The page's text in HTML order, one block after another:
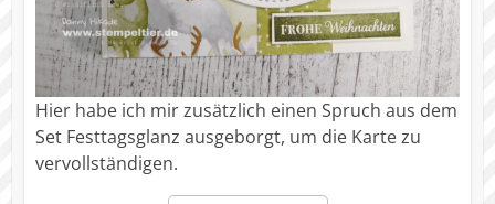
Hier habe ich mir zusätzlich einen Spruch aus dem
Set Festtagsglanz ausgeborgt, um die Karte zu
vervollständigen.